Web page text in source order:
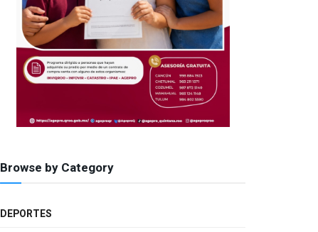
Browse by Category
DEPORTES